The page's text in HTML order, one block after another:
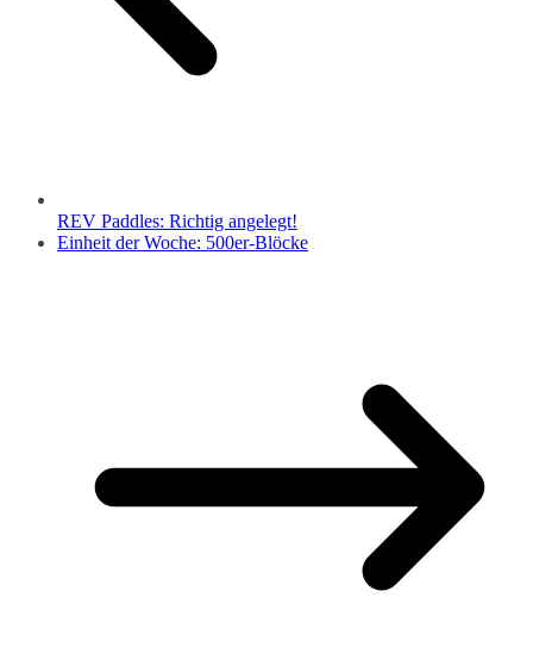
REV Paddles: Richtig angelegt!
Einheit der Woche: 500er-Blöcke